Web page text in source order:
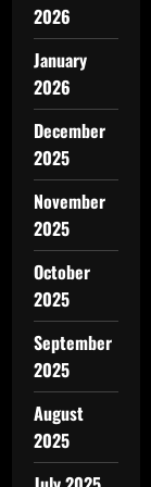
2026
January
2026
December
2025
November
2025
October
2025
September
2025
August
2025